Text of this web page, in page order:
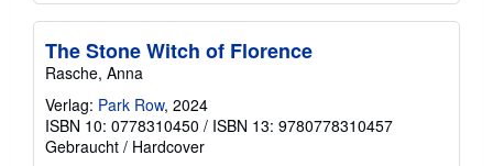
The Stone Witch of Florence
Rasche, Anna
Verlag: Park Row, 2024
ISBN 10: 0778310450 / ISBN 13: 9780778310457
Gebraucht / Hardcover